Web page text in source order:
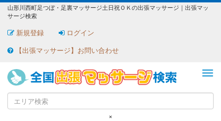
山形川西町足つぼ・足裏マッサージ土日祝ＯＫの出張マッサージ｜出張マッ
サージ検索
新規登録
ログイン
【出張マッサージ】お問い合わせ
×